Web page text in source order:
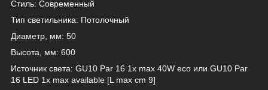
Стиль: Современный
Тип светильника: Потолочный
Диаметр, мм: 50
Высота, мм: 600
Источник света: GU10 Par 16 1x max 40W eco или GU10 Par
16 LED 1x max available [L max cm 9]